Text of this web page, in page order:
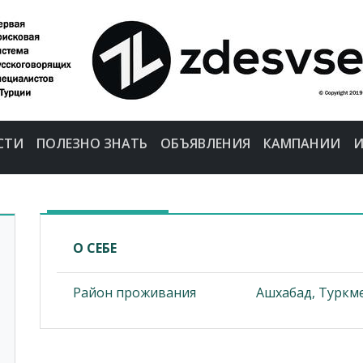
ПОЛЕЗНО ЗНАТЬ ОБЪЯВЛЕНИЯ КАМПАНИИ
О СЕБЕ
Район проживания Ашхабад,